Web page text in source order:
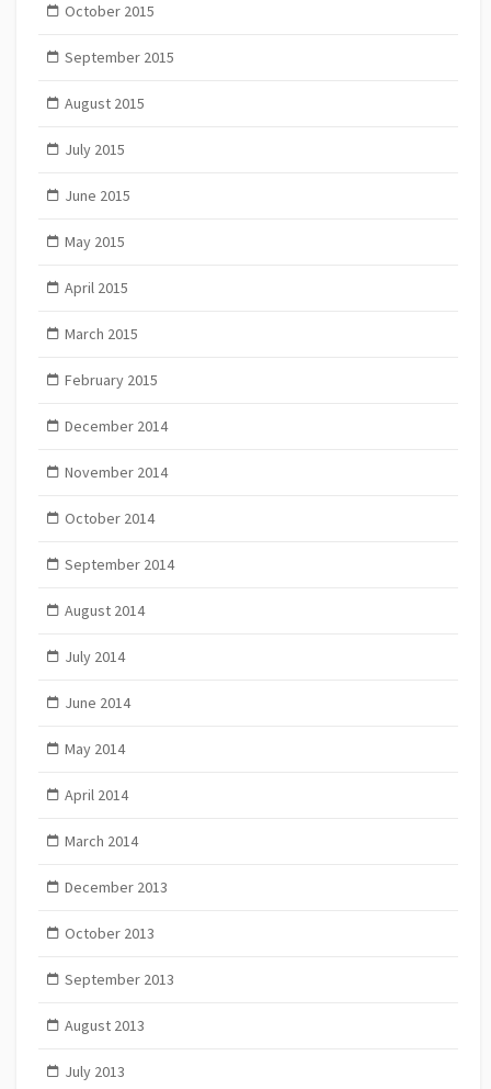
October 2015
September 2015
August 2015
July 2015
June 2015
May 2015
April 2015
March 2015
February 2015
December 2014
November 2014
October 2014
September 2014
August 2014
July 2014
June 2014
May 2014
April 2014
March 2014
December 2013
October 2013
September 2013
August 2013
July 2013